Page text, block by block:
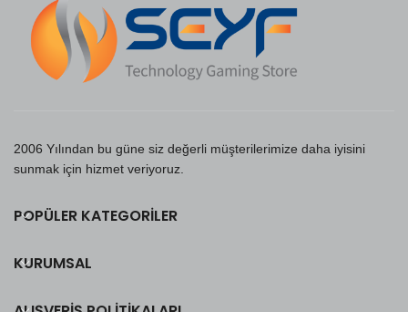
2006 Yılından bu güne siz değerli müşterilerimize daha iyisini
sunmak için hizmet veriyoruz.
POPÜLER KATEGORILER
KURUMSAL